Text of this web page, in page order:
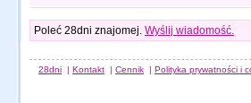
Poleć 28dni znajomej. Wyślij wiadomość.
28dni | Kontakt | Cennik | Polityka prywatności i